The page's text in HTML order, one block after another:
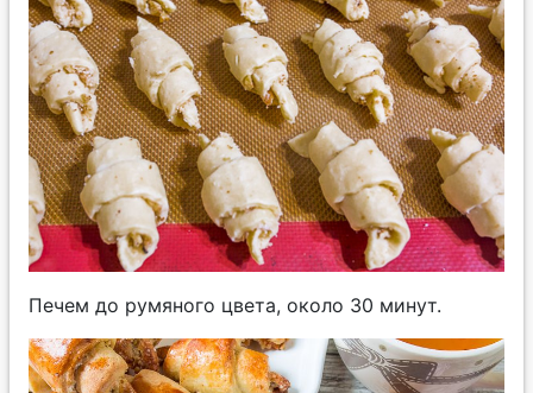
Печем до румяного цвета, около 30 минут.